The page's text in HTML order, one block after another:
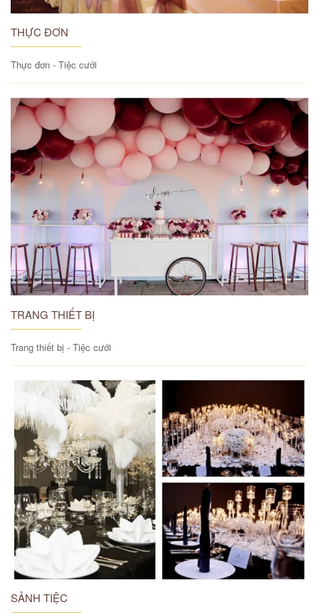
THỰC ĐƠN
Thực đơn - Tiệc cưới
TRANG THIẾT BỊ
Trang thiết bị - Tiệc cưới
SẢNH TIỆC